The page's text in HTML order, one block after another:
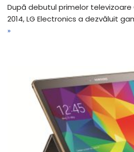
După debutul primelor televizoare
2014, LG Electronics a dezvăluit
»